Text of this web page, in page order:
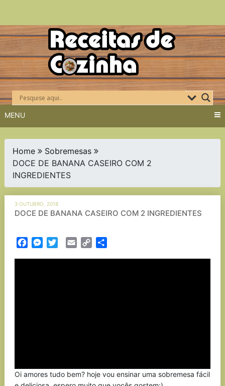
Skip
to
content
MENU
Home
Sobremesas
DOCE DE BANANA CASEIRO COM 2
INGREDIENTES
3 OUTUBRO, 2018
DOCE DE BANANA CASEIRO COM 2 INGREDIENTES
FacebookMessenger
TwitterEmail Copy
Oi amores tudo bem? hoje vou ensinar uma sobremesa fácil